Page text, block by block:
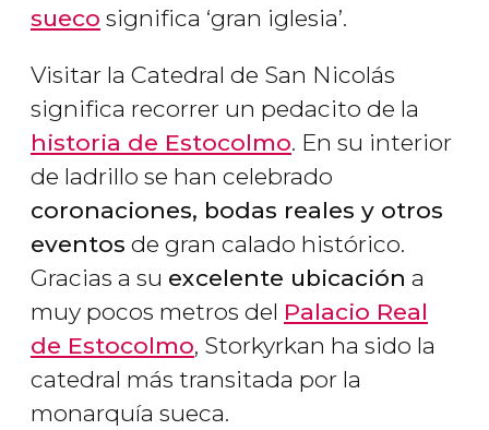
sueco significa ‘gran iglesia’.
Visitar la Catedral de San Nicolás
significa recorrer un pedacito de la
historia de Estocolmo. En su interior
de ladrillo se han celebrado
coronaciones, bodas reales y otros
eventos de gran calado histórico.
Gracias a su excelente ubicación a
muy pocos metros del Palacio Real
de Estocolmo, Storkyrkan ha sido la
catedral más transitada por la
monarquía sueca.